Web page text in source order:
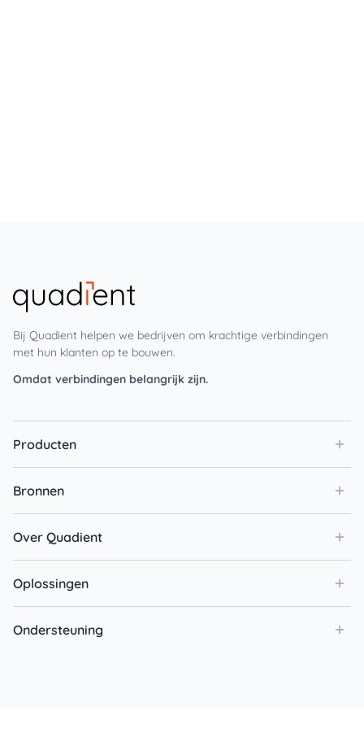
Bij Quadient helpen we bedrijven om krachtige verbindingen
met hun klanten op te bouwen.
Omdat verbindingen belangrijk zijn.
Producten
Bronnen
Over Quadient
Oplossingen
Ondersteuning